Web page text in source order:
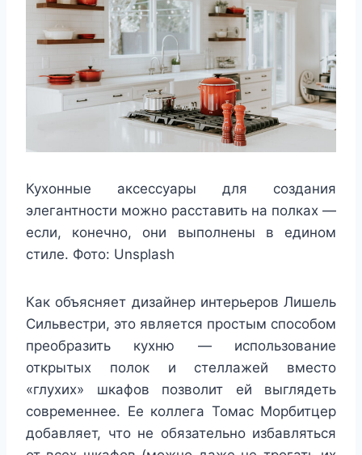
Кухонные аксессуары для создания
элегантности можно расставить на полках —
если, конечно, они выполнены в едином
стиле. Фото: Unsplash
Как объясняет дизайнер интерьеров Лишель
Сильвестри, это является простым способом
преобразить кухню — использование
открытых полок и стеллажей вместо
«глухих» шкафов позволит ей выглядеть
современнее. Ее коллега Томас Морбитцер
добавляет, что не обязательно избавляться